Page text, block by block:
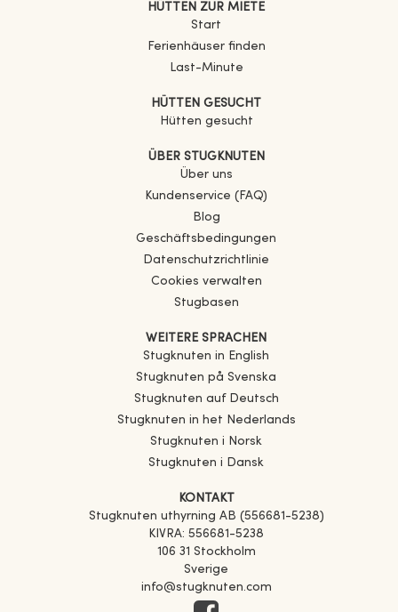
HÜTTEN ZUR MIETE
Start
Ferienhäuser finden
Last-Minute
HÜTTEN GESUCHT
Hütten gesucht
ÜBER STUGKNUTEN
Über uns
Kundenservice (FAQ)
Blog
Geschäftsbedingungen
Datenschutzrichtlinie
Cookies verwalten
Stugbasen
WEITERE SPRACHEN
Stugknuten in English
Stugknuten på Svenska
Stugknuten auf Deutsch
Stugknuten in het Nederlands
Stugknuten i Norsk
Stugknuten i Dansk
KONTAKT
Stugknuten uthyrning AB (556681-5238)
KIVRA: 556681-5238
106 31 Stockholm
Sverige
info@stugknuten.com